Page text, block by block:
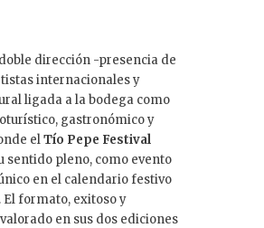
dirección -presencia de
internacionales y
ligada a la bodega como
gastronómico y
elTío Pepe Festival
sentido pleno, como evento
en el calendario festivo
El formato, exitoso y
en sus dos ediciones